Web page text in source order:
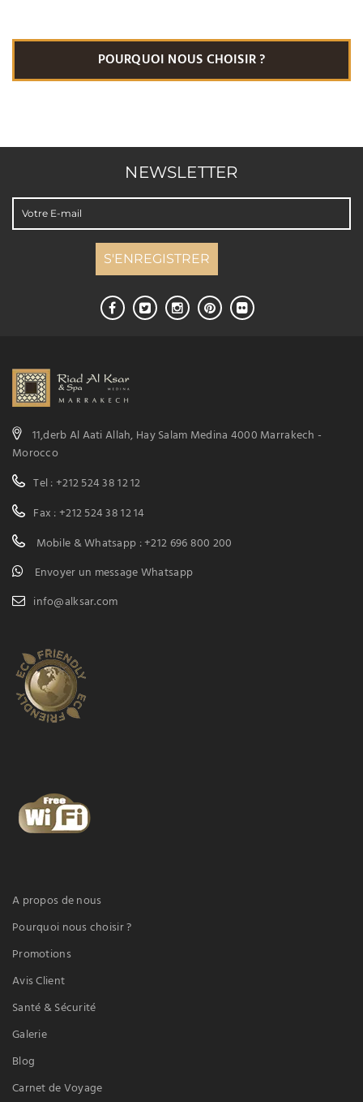
voir détail de la promotion en pageTransfert Aéroport
POURQUOI NOUS CHOISIR ?
NEWSLETTER
11,derb Al Aati Allah, Hay Salam Medina 4000 Marrakech -
Morocco
Tel : +212 524 38 12 12
Fax : +212 524 38 12 14
Mobile & Whatsapp : +212 696 800 200
Envoyer un message Whatsapp
info@alksar.com
A propos de nous
Pourquoi nous choisir ?
Promotions
Avis Client
Santé & Sécurité
Galerie
Blog
Carnet de Voyage